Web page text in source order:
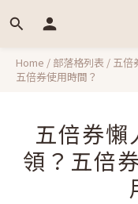
Home / 部落格列表 / 五倍
五倍券使用時間？
五倍券懶
領？五倍